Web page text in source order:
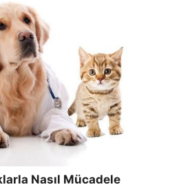
Nasıl Mücadele